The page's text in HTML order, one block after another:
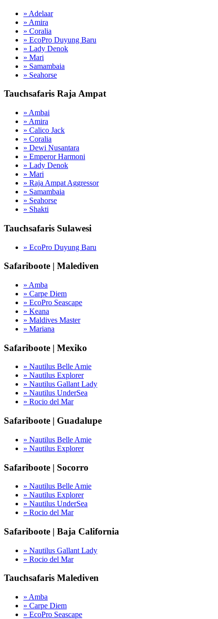
» Adelaar
» Amira
» Coralia
» EcoPro Duyung Baru
» Lady Denok
» Mari
» Samambaia
» Seahorse
Tauchsafaris Raja Ampat
» Ambai
» Amira
» Calico Jack
» Coralia
» Dewi Nusantara
» Emperor Harmoni
» Lady Denok
» Mari
» Raja Ampat Aggressor
» Samambaia
» Seahorse
» Shakti
Tauchsafaris Sulawesi
» EcoPro Duyung Baru
Safariboote | Malediven
» Amba
» Carpe Diem
» EcoPro Seascape
» Keana
» Maldives Master
» Mariana
Safariboote | Mexiko
» Nautilus Belle Amie
» Nautilus Explorer
» Nautilus Gallant Lady
» Nautilus UnderSea
» Rocio del Mar
Safariboote | Guadalupe
» Nautilus Belle Amie
» Nautilus Explorer
Safariboote | Socorro
» Nautilus Belle Amie
» Nautilus Explorer
» Nautilus UnderSea
» Rocio del Mar
Safariboote | Baja California
» Nautilus Gallant Lady
» Rocio del Mar
Tauchsafaris Malediven
» Amba
» Carpe Diem
» EcoPro Seascape